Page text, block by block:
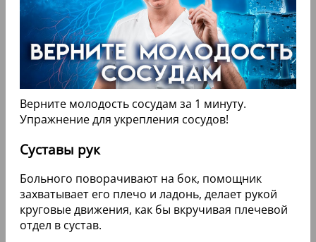
Верните молодость сосудам за 1 минуту.
Упражнение для укрепления сосудов!
Суставы рук
Больного поворачивают на бок, помощник
захватывает его плечо и ладонь, делает рукой
круговые движения, как бы вкручивая плечевой
отдел в сустав.